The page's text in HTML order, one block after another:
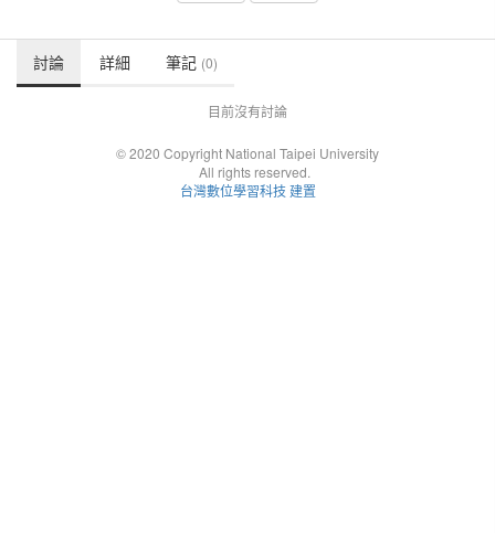
討論 詳細 筆記 (0)
目前沒有討論
© 2020 Copyright National Taipei University
All rights reserved.
台灣數位學習科技 建置